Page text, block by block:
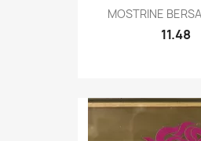
Quick
MOSTRINE
11.48